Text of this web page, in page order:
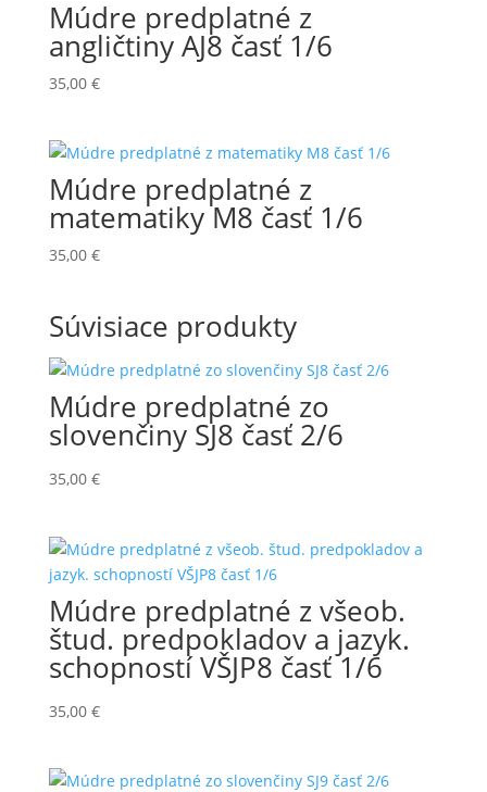
Múdre predplatné z
angličtiny AJ8 časť 1/6
35,00 €
Múdre predplatné z
matematiky M8 časť 1/6
35,00 €
Súvisiace produkty
Múdre predplatné zo
slovenčiny SJ8 časť 2/6
35,00 €
Múdre predplatné z všeob.
štud. predpokladov a jazyk.
schopností VŠJP8 časť 1/6
35,00 €